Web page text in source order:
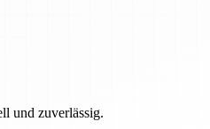
und zuverlässig.